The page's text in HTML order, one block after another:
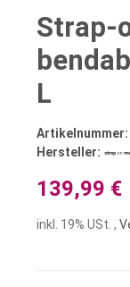
Strap-
L
Artikelnummer:
Hersteller:
139,99 €
inkl. 19% USt. ,